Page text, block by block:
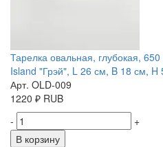
Тарелка овальная, глубокая,
Island "Грэй", L 26 см, B 18 см, H
Арт. OLD-009
1220 ₽ RUB
-
+
В корзину